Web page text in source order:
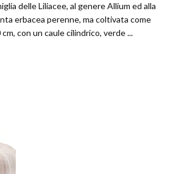
delle Liliacee, al genere Allium ed alla
erbacea perenne, ma coltivata come
con un caule cilindrico, verde ...